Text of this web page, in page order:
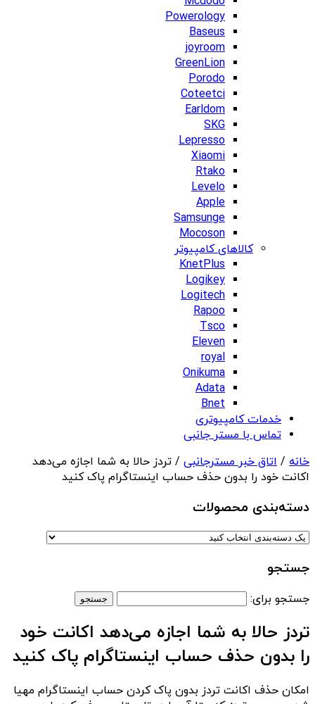
Powerology
Baseus
joyroom
GreenLion
Porodo
Coteetci
Earldom
SKG
Lepresso
Xiaomi
Rtako
Levelo
Apple
Samsunge
Mocoson
کالاهای کامپیوتر
KnetPlus
Logikey
Logitech
Rapoo
Tsco
Eleven
royal
Onikuma
Adata
Bnet
خدمات کامپیوتری
تماس با مستر جانبی
خانه / اتاق خبر مسترجانبی / تردز حالا به شما اجازه می‌دهد
اکانت خود را بدون حذف حساب اینستاگرام پاک کنید
دسته‌بندی‌ محصولات
جستجو
جستجو برای:
تردز حالا به شما اجازه می‌دهد اکانت خود
را بدون حذف حساب اینستاگرام پاک کنید
امکان حذف اکانت تردز بدون پاک کردن حساب اینستاگرام مهیا